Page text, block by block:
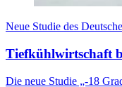
Neue Studie des
Tiefkühlwirtschaft
Die neue Studie „-18